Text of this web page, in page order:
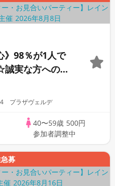
》98％が1人で
実な方への婚
4 プラザヴェルデ
40〜59歳 500円
参加者調整中
募